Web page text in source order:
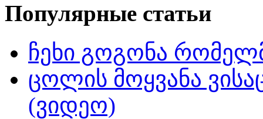
Популярные статьи
ჩეხი გოგონა
ცოლის მოყვანა
(ვიდეო)